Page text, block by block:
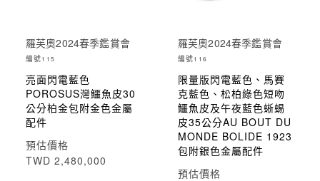
羅芙奧2024春季鑑賞會
編號115
亮面閃電藍色
POROSUS灣鱷魚皮30
公分柏金包附金色金屬
配件
預估價格
TWD 2,480,000
羅芙奧2024春季鑑賞會
編號116
限量版閃電藍色、馬賽
克藍色、松柏綠色短吻
鱷魚皮及午夜藍色蜥蜴
皮35公分AU BOUT DU
MONDE BOLIDE 1923
包附銀色金屬配件
預估價格